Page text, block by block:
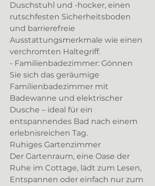
Duschstuhl und -hocker, einen
rutschfesten Sicherheitsboden
und barrierefreie
Ausstattungsmerkmale wie einen
verchromten Haltegriff.
- Familienbadezimmer: Gönnen
Sie sich das geräumige
Familienbadezimmer mit
Badewanne und elektrischer
Dusche – ideal für ein
entspannendes Bad nach einem
erlebnisreichen Tag.
Ruhiges Gartenzimmer
Der Gartenraum, eine Oase der
Ruhe im Cottage, lädt zum Lesen,
Entspannen oder einfach nur zum